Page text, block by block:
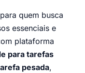
quem busca
essenciais e
plataforma
para tarefas
pesada,